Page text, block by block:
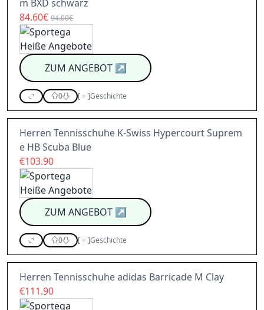
m BXD schwarz
84.60€ 94.00€
ZUM ANGEBOT↗
0 [+]Geschichte
Herren Tennisschuhe K-Swiss Hypercourt Suprem
e HB Scuba Blue
€103.90
ZUM ANGEBOT↗
0 [+]Geschichte
Herren Tennisschuhe adidas Barricade M Clay
€111.90